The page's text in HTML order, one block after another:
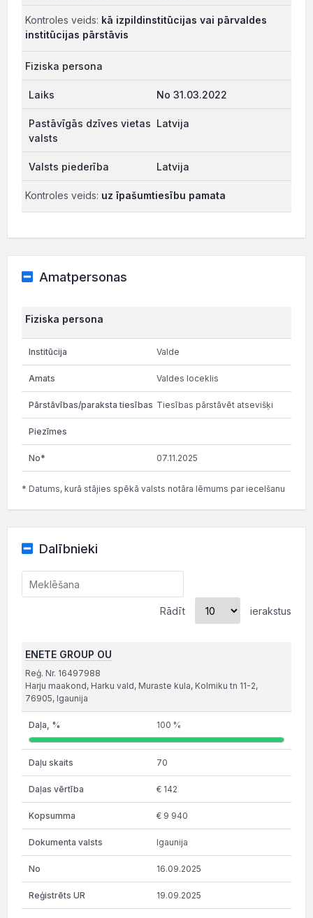
Kontroles veids: kā izpildinstitūcijas vai pārvaldes
institūcijas pārstāvis
Fiziska persona
No 31.03.2022
Latvija
Latvija
Kontroles veids: uz īpašumtiesību pamata
Amatpersonas
Fiziska persona
Valde
Valdes loceklis
Tiesības pārstāvēt atsevišķi
07.11.2025
* Datums, kurā stājies spēkā valsts notāra lēmums par iecelšanu
Dalībnieki
Rādīt ierakstus
ENETE GROUP OU
Reģ. Nr. 16497988
Harju maakond, Harku vald, Muraste kula, Kolmiku tn 11-2,
76905, Igaunija
100 %
70
€ 142
€ 9 940
Igaunija
16.09.2025
19.09.2025